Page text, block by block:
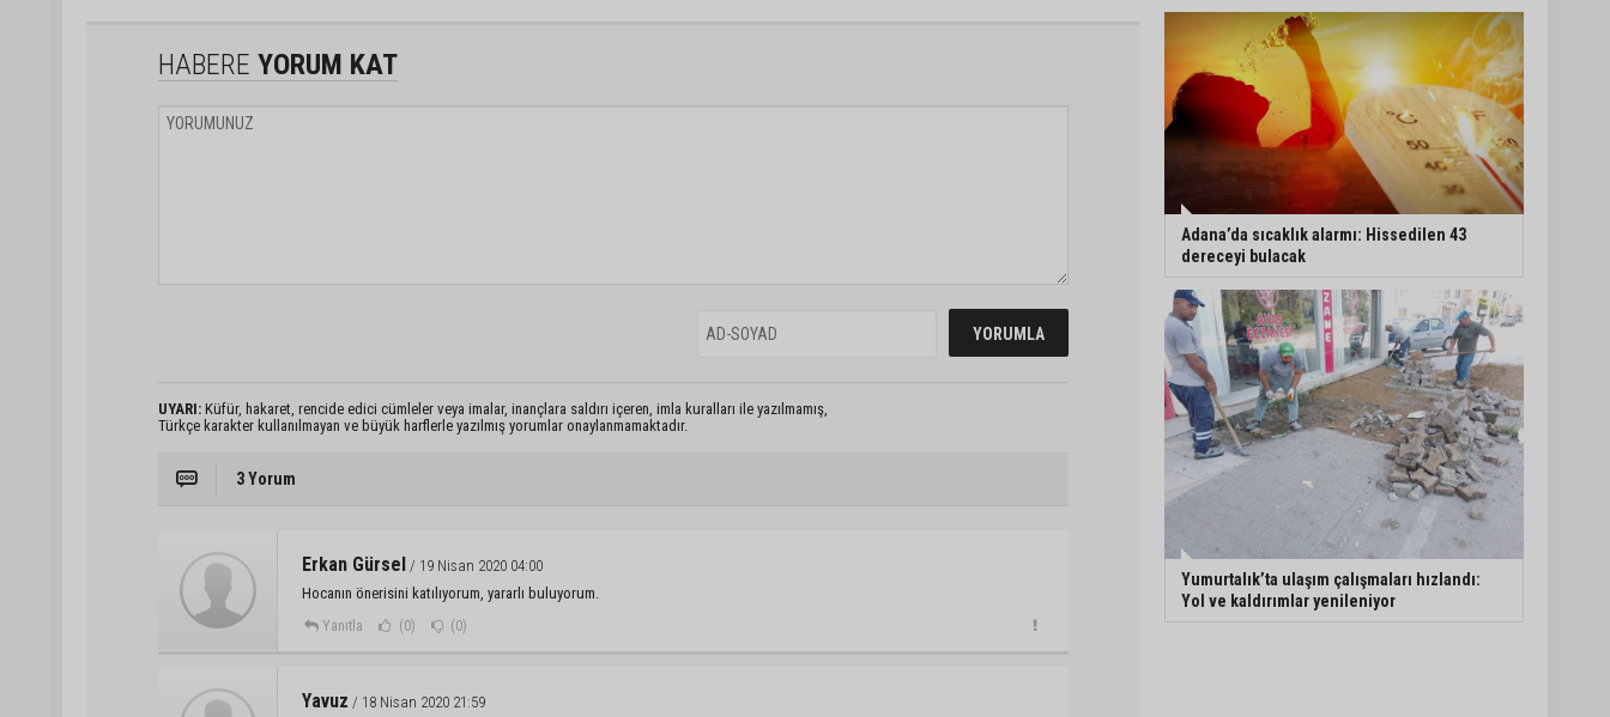
HABERE YORUM KAT
UYARI: Küfür, hakaret, rencide edici cümleler veya imalar, inançlara saldırı içeren, imla kuralları ile yazılmamış,
Türkçe karakter kullanılmayan ve büyük harflerle yazılmış yorumlar onaylanmamaktadır.
3 Yorum
Erkan Gürsel / 19 Nisan 2020 04:00
Hocanın önerisini katılıyorum, yararlı buluyorum.
Yanıtla (0) (0)
Yavuz / 18 Nisan 2020 21:59
Adana’da sıcaklık alarmı: Hissedilen 43
dereceyi bulacak
Yumurtalık’ta ulaşım çalışmaları hızlandı:
Yol ve kaldırımlar yenileniyor